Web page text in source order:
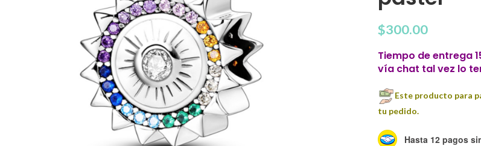
$300.00
Tiempo de entrega
vía chat tal vez lo
Este producto para
tu pedido.
Hasta 12 pagos